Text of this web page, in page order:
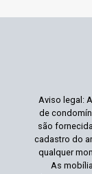
Aviso legal:
de
são
cadastro do
qualquer
As